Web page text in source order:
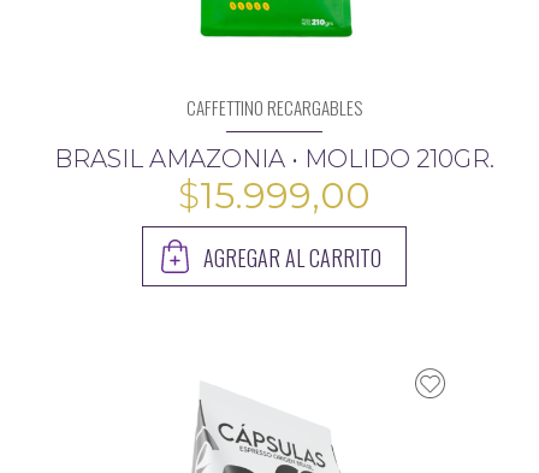
CAFFETTINO RECARGABLES
BRASIL AMAZONIA • MOLIDO 210GR.
$15.999,00
AGREGAR AL CARRITO